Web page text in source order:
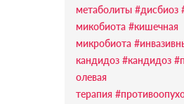
метаболиты #дисбиоз
микобиота #кишечная
микробиота
кандидоз #кандидоз
олевая
терапия